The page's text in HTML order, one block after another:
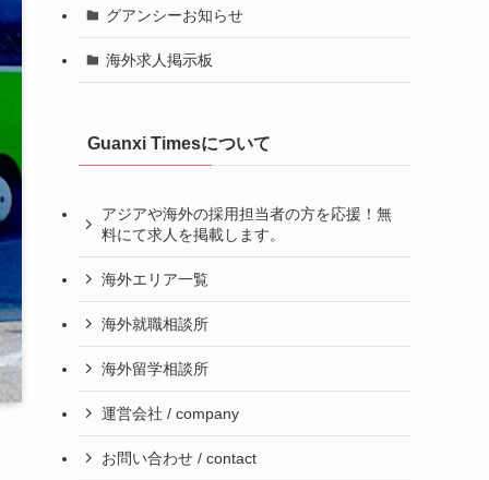
グアンシーお知らせ
海外求人掲示板
Guanxi Timesについて
アジアや海外の採用担当者の方を応援！無
料にて求人を掲載します。
海外エリア一覧
海外就職相談所
海外留学相談所
運営会社 / company
お問い合わせ / contact